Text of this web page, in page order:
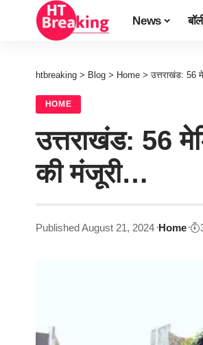
News
htbreaking > Blog > Home >उत्तराखंड: 56
HOME
उत्तराखंड: 56
की मंजूरी…
Published August 21, 2024 Home